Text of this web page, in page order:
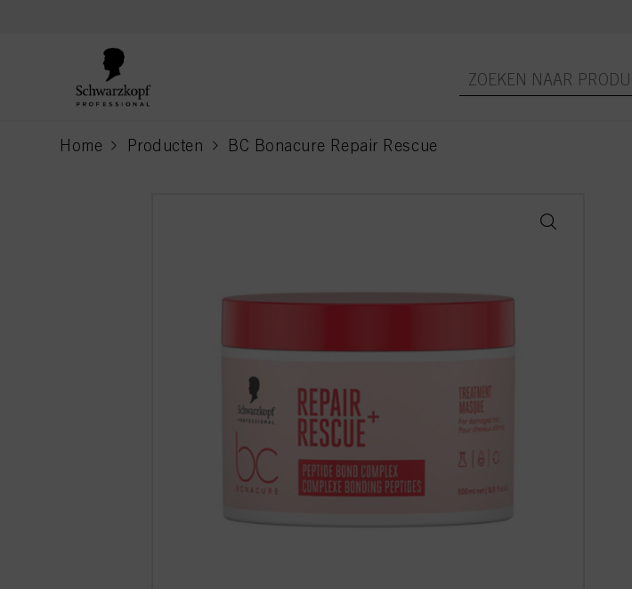
Home Producten BC Bonacure Repair Rescue
current page